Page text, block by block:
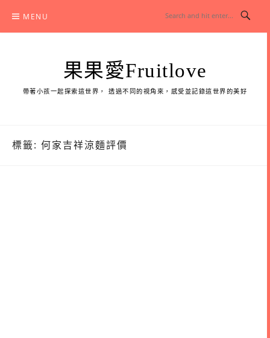
content
MENU
果果愛Fruitlove
帶著小孩一起探索這世界， 透過不同的視角來，感受並記錄這世界的美好
標籤: 何家吉祥涼麵評價